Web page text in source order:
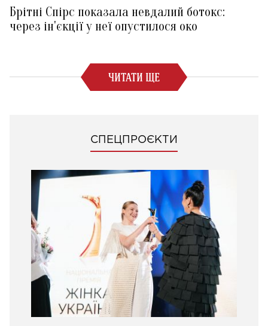
Брітні Спірс показала невдалий ботокс:
через ін'єкції у неї опустилося око
ЧИТАТИ ЩЕ
СПЕЦПРОЄКТИ